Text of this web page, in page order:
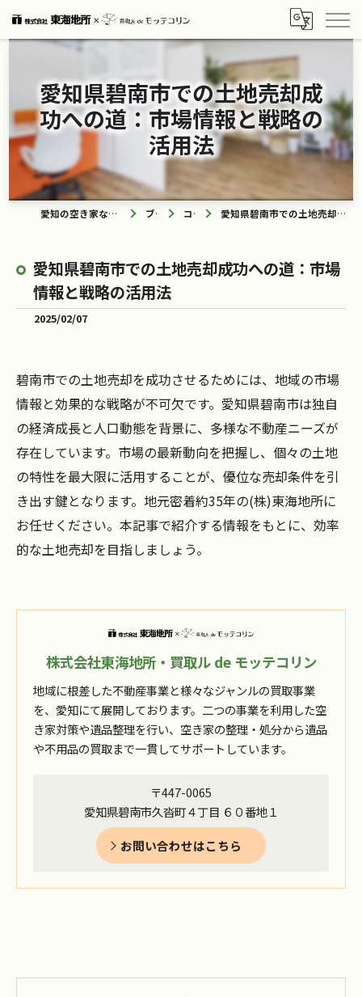
愛知県碧南市での土地売却成
功への道：市場情報と戦略の
活用法
愛知の空き家なら買取ル de モッテコリン ブログ コラム 愛知県碧南市での土地売却成功への道：市場情報と戦略の活用法
愛知県碧南市での土地売却成功への道：市場
情報と戦略の活用法
2025/02/07
碧南市での土地売却を成功させるためには、地域の市場
情報と効果的な戦略が不可欠です。愛知県碧南市は独自
の経済成長と人口動態を背景に、多様な不動産ニーズが
存在しています。市場の最新動向を把握し、個々の土地
の特性を最大限に活用することが、優位な売却条件を引
き出す鍵となります。地元密着約35年の(株)東海地所に
お任せください。本記事で紹介する情報をもとに、効率
的な土地売却を目指しましょう。
株式会社東海地所・買取ル de モッテコリン
地域に根差した不動産事業と様々なジャンルの買取事業
を、愛知にて展開しております。二つの事業を利用した空
き家対策や遺品整理を行い、空き家の整理・処分から遺品
や不用品の買取まで一貫してサポートしています。
〒447-0065
愛知県碧南市久沓町４丁目 ６０番地１
お問い合わせはこちら